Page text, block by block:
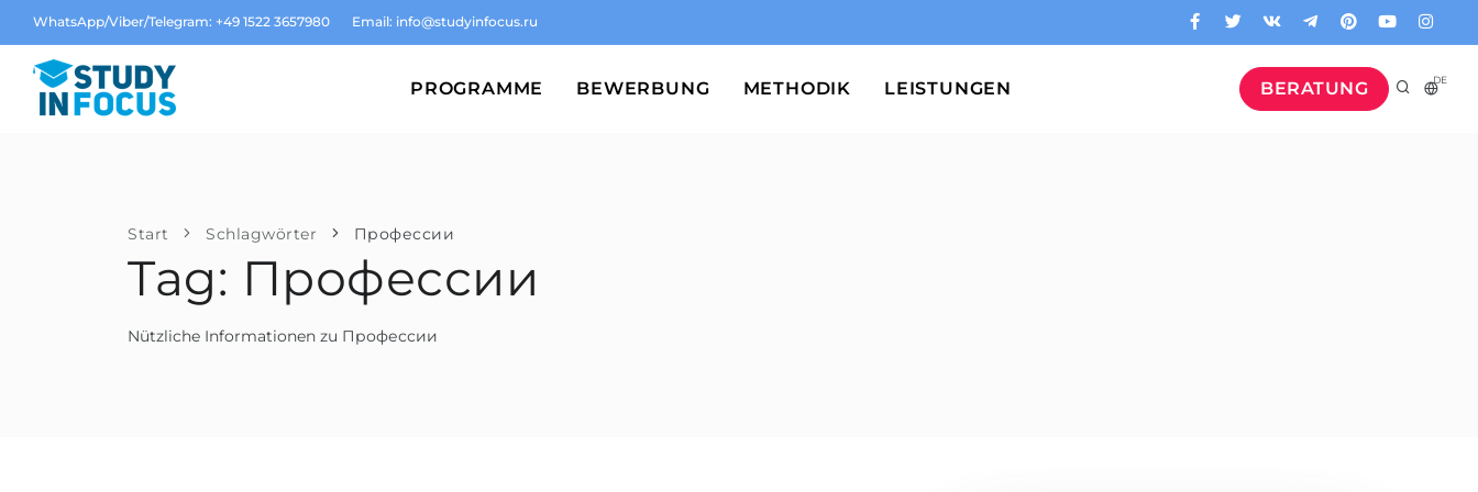
WhatsApp/Viber/Telegram: +49 1522 3657980 Email: info@studyinfocus.ru
BERATUNG DE
PROGRAMME BEWERBUNG METHODIK LEISTUNGEN
Start Schlagwörter Профессии
Tag: Профессии
Nützliche Informationen zu Профессии